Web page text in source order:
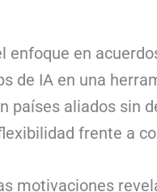
enfoque en
de IA en una
países aliados sin
frente a
motivaciones